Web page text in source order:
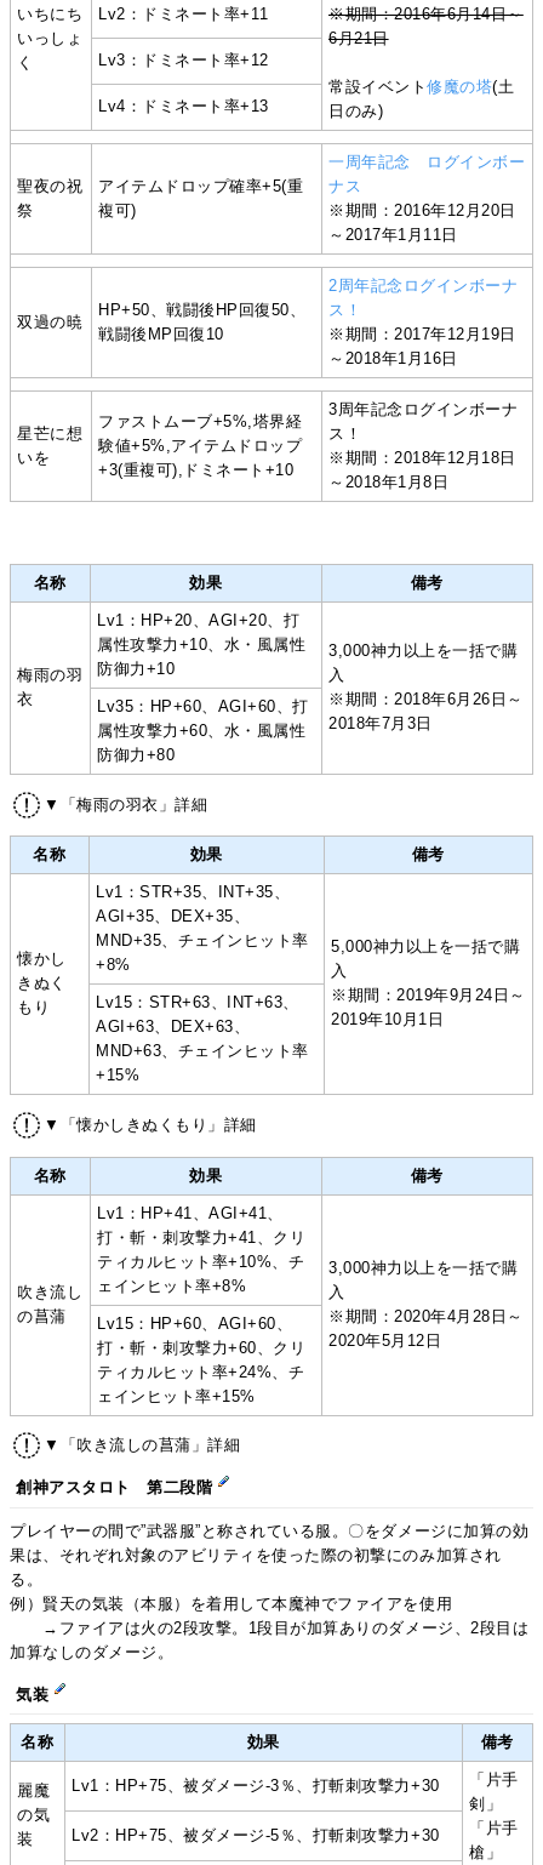
いちにち
いっしょ
く
※期間：2016年6月14日～
6月21日
常設イベント修魔の塔(土
日のみ)
Lv2：ドミネート率+11
Lv3：ドミネート率+12
Lv4：ドミネート率+13
聖夜の祝
祭
アイテムドロップ確率+5(重
複可)
一周年記念 ログインボー
ナス
※期間：2016年12月20日
～2017年1月11日
双過の暁
HP+50、戦闘後HP回復50、
戦闘後MP回復10
2周年記念ログインボーナ
ス！
※期間：2017年12月19日
～2018年1月16日
星芒に想
いを
ファストムーブ+5%,塔界経
験値+5%,アイテムドロップ
+3(重複可),ドミネート+10
3周年記念ログインボーナ
ス！
※期間：2018年12月18日
～2018年1月8日
名称 効果 備考
梅雨の羽
衣
Lv1：HP+20、AGI+20、打
属性攻撃力+10、水・風属性
防御力+10
3,000神力以上を一括で購
入
※期間：2018年6月26日～
2018年7月3日
Lv35：HP+60、AGI+60、打
属性攻撃力+60、水・風属性
防御力+80
▼「梅雨の羽衣」詳細
名称 効果 備考
懐かし
きぬく
もり
Lv1：STR+35、INT+35、
AGI+35、DEX+35、
MND+35、チェインヒット率
+8%
5,000神力以上を一括で購
入
※期間：2019年9月24日～
2019年10月1日
Lv15：STR+63、INT+63、
AGI+63、DEX+63、
MND+63、チェインヒット率
+15%
▼「懐かしきぬくもり」詳細
名称 効果 備考
吹き流し
の菖蒲
Lv1：HP+41、AGI+41、
打・斬・刺攻撃力+41、クリ
ティカルヒット率+10%、チ
ェインヒット率+8%
3,000神力以上を一括で購
入
※期間：2020年4月28日～
2020年5月12日
Lv15：HP+60、AGI+60、
打・斬・刺攻撃力+60、クリ
ティカルヒット率+24%、チ
ェインヒット率+15%
▼「吹き流しの菖蒲」詳細
創神アスタロト 第二段階
プレイヤーの間で”武器服”と称されている服。〇をダメージに加算の効
果は、それぞれ対象のアビリティを使った際の初撃にのみ加算され
る。
例）賢天の気装（本服）を着用して本魔神でファイアを使用
→ファイアは火の2段攻撃。1段目が加算ありのダメージ、2段目は
加算なしのダメージ。
気装
名称 効果 備考
麗魔
の気
装
Lv1：HP+75、被ダメージ-3％、打斬刺攻撃力+30
「片手
剣」
「片手
槍」
Lv2：HP+75、被ダメージ-5％、打斬刺攻撃力+30